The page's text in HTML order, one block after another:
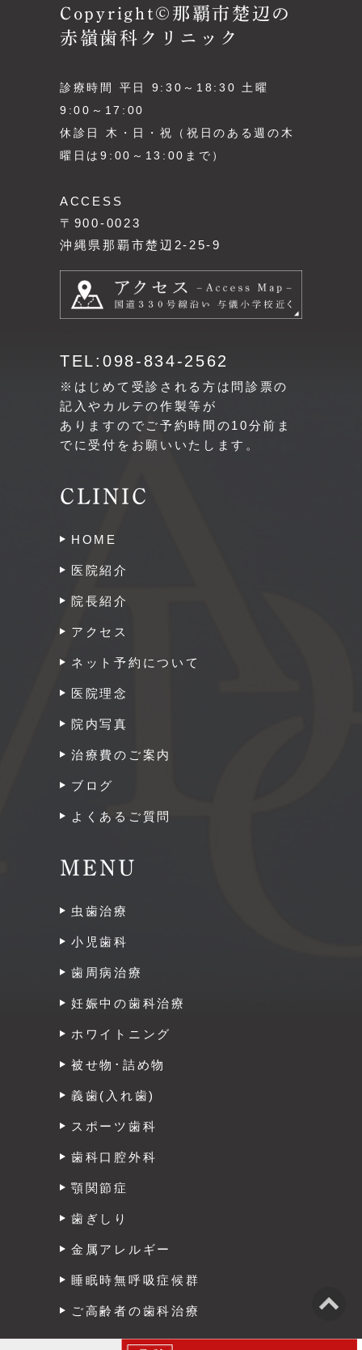
Copyright©那覇市楚辺の
赤嶺歯科クリニック
診療時間 平日 9:30～18:30 土曜
9:00～17:00
休診日 木・日・祝（祝日のある週の木
曜日は9:00～13:00まで）
ACCESS
〒900-0023
沖縄県那覇市楚辺2-25-9
TEL:098-834-2562
※はじめて受診される方は問診票の
記入やカルテの作製等が
ありますのでご予約時間の10分前ま
でに受付をお願いいたします。
CLINIC
HOME
医院紹介
院長紹介
アクセス
ネット予約について
医院理念
院内写真
治療費のご案内
ブログ
よくあるご質問
MENU
虫歯治療
小児歯科
歯周病治療
妊娠中の歯科治療
ホワイトニング
被せ物･詰め物
義歯(入れ歯)
スポーツ歯科
歯科口腔外科
顎関節症
歯ぎしり
金属アレルギー
睡眠時無呼吸症候群
ご高齢者の歯科治療